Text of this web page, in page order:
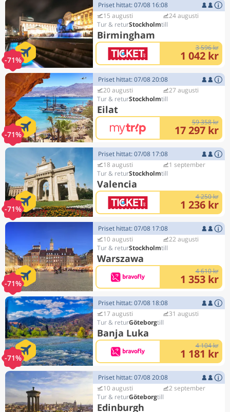
-71%
Priset hittat: 07/08 16:08
15 augusti
Stockholm
Birmingham
24 augusti
3 596 kr
1 042 kr
-71%
Priset hittat: 07/08 20:08
20 augusti
Stockholm
Eilat
27 augusti
59 358 kr
17 297 kr
-71%
Priset hittat: 07/08 17:08
18 augusti
Stockholm
Valencia
1 september
4 250 kr
1 236 kr
-71%
Priset hittat: 07/08 17:08
10 augusti
Stockholm
Warszawa
22 augusti
4 610 kr
1 353 kr
-71%
Priset hittat: 07/08 18:08
17 augusti
Göteborg
Banja Luka
31 augusti
4 104 kr
1 181 kr
Priset hittat: 07/08 20:08
10 augusti
Göteborg
Edinburgh
2 september